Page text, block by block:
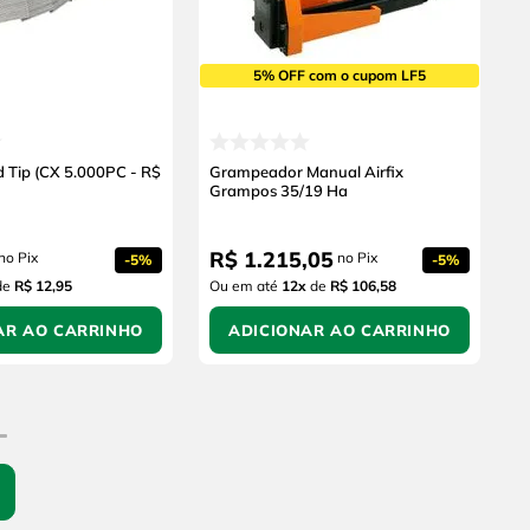
Tip (CX 5.000PC - R$
Pix -5%
R$ 12,95
AO CARRINHO
5% OFF com o cupom LF5
Grampeador Manual Airfix
Grampos 35/19 Ha
R$ 1.215,05 no Pix -5%
Ou em até 12x de R$ 106,58
ADICIONAR AO CARRINHO